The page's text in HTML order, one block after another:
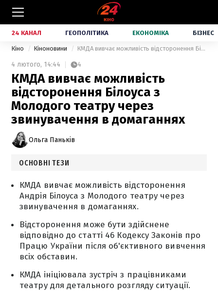
24 КАНАЛ ГЕОПОЛІТИКА ЕКОНОМІКА БІЗНЕС
Кіно Кіноновини КМДА вивчає можливість відсторонення Білоуса з Молодого театру через звинувачення в домаганнях
4 лютого, 14:44 4
КМДА вивчає можливість
відсторонення Білоуса з
Молодого театру через
звинувачення в домаганнях
Ольга Паньків
ОСНОВНІ ТЕЗИ
КМДА вивчає можливість відсторонення
Андрія Білоуса з Молодого театру через
звинувачення в домаганнях.
Відсторонення може бути здійснене
відповідно до статті 46 Кодексу Законів про
Працю України після об'єктивного вивчення
всіх обставин.
КМДА ініціювала зустріч з працівниками
театру для детального розгляду ситуації.